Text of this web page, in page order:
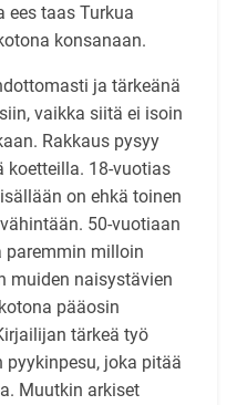
ees taas Turkua
konsanaan.
ja tärkeänä
vaikka siitä ei isoin
Rakkaus pysyy
koetteilla. 18-vuotias
on ehkä toinen
50-vuotiaan
milloin
muiden naisystävien
pääosin
tärkeä työ
joka pitää
Muutkin arkiset